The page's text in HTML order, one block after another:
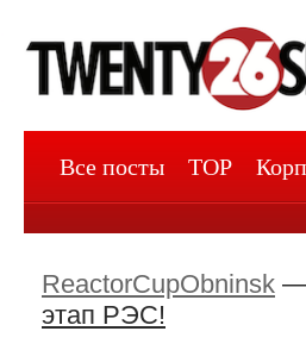
Все посты TOP
ReactorCupObninsk
этап РЭС!